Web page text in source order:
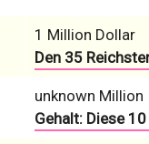
1 Million Dollar
Den 35
unknown Million
Gehalt: Diese